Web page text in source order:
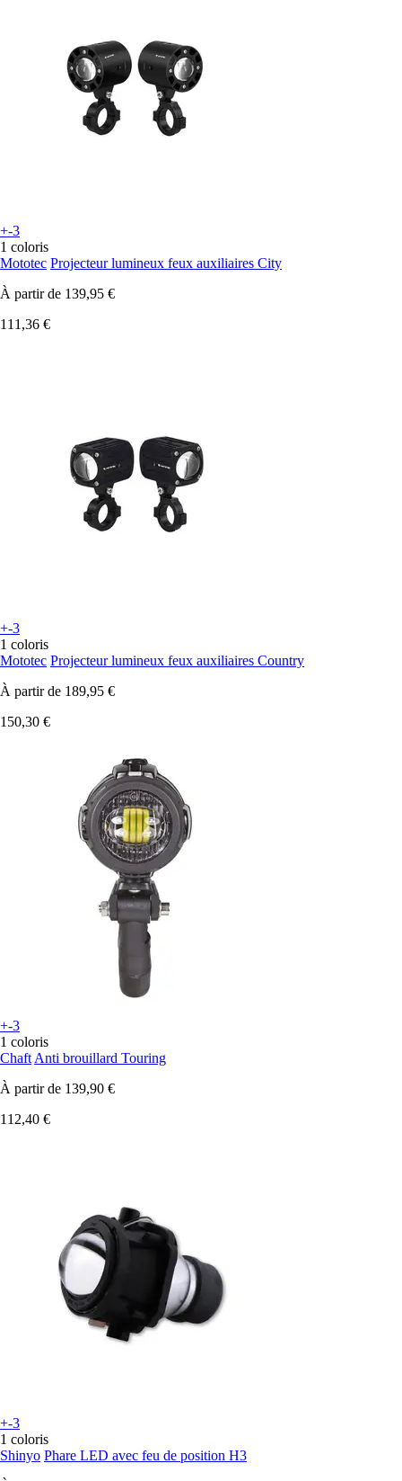
+-3
1 coloris
Mototec Projecteur lumineux feux auxiliaires City
À partir de 139,95 €
111,36 €
+-3
1 coloris
Mototec Projecteur lumineux feux auxiliaires Country
À partir de 189,95 €
150,30 €
+-3
1 coloris
Chaft Anti brouillard Touring
À partir de 139,90 €
112,40 €
+-3
1 coloris
Shinyo Phare LED avec feu de position H3